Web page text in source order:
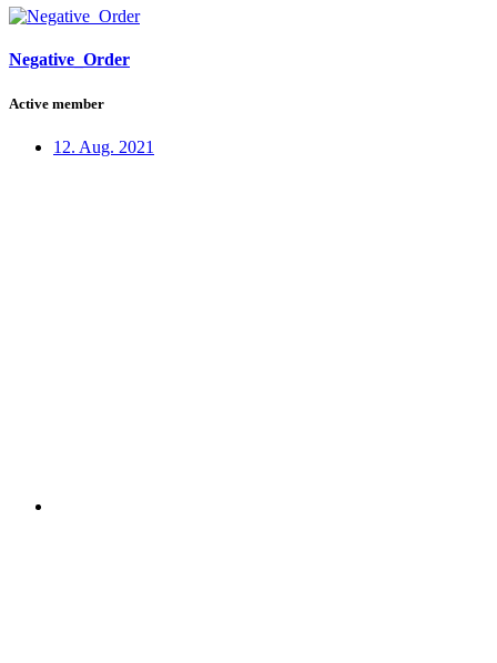
Negative_Order
Active member
12. Aug. 2021